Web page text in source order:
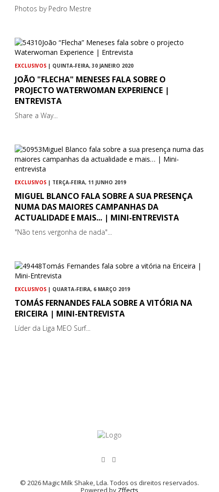
Photos by Pedro Mestre
EXCLUSIVOS | QUINTA-FEIRA, 30 JANEIRO 2020
JOÃO "FLECHA" MENESES FALA SOBRE O
PROJECTO WATERWOMAN EXPERIENCE |
ENTREVISTA
Share a Way...
EXCLUSIVOS | TERÇA-FEIRA, 11 JUNHO 2019
MIGUEL BLANCO FALA SOBRE A SUA PRESENÇA
NUMA DAS MAIORES CAMPANHAS DA
ACTUALIDADE E MAIS... | MINI-ENTREVISTA
"Não tens vergonha de nada"...
EXCLUSIVOS | QUARTA-FEIRA, 6 MARÇO 2019
TOMÁS FERNANDES FALA SOBRE A VITÓRIA NA
ERICEIRA | MINI-ENTREVISTA
Líder da Liga MEO Surf...
© 2026 Magic Milk Shake, Lda. Todos os direitos reservados.
Powered by Zffects